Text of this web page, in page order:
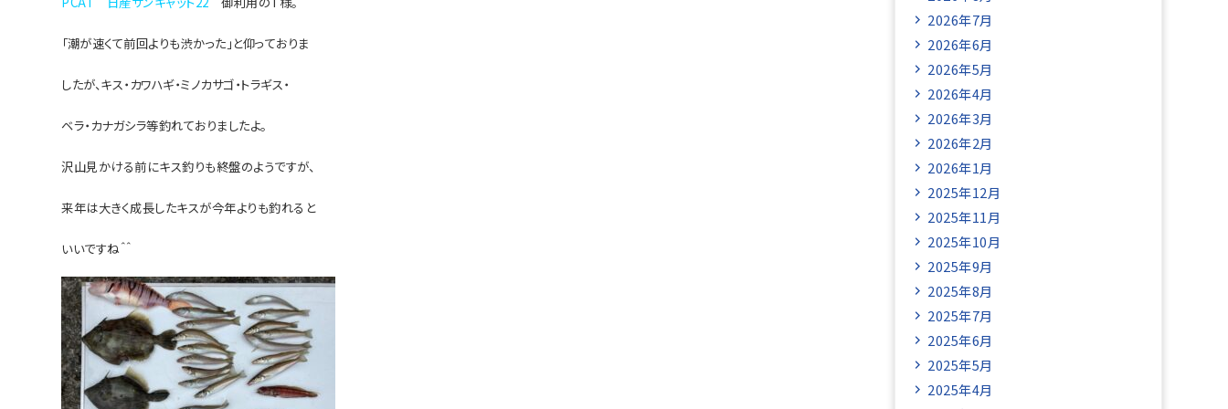
「潮が速くて前回よりも渋かった」 と仰っておりま
したが、キス・カワハギ・ミノカサゴ・トラギス・
ベラ・カナガシラ等釣れておりましたよ。
沢山見かける前にキス釣りも終盤のようですが、
来年は大きく成長したキスが今年よりも釣れると
いいですね＾＾
2026年7月
2026年6月
2026年5月
2026年4月
2026年3月
2026年2月
2026年1月
2025年12月
2025年11月
2025年10月
2025年9月
2025年8月
2025年7月
2025年6月
2025年5月
2025年4月